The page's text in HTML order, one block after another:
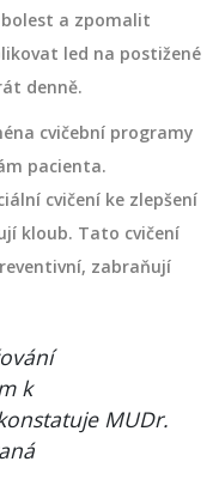
a zpomalit
led na postižené
denně.
cvičební programy
pacienta.
cvičení ke zlepšení
kloub. Tato cvičení
zabraňují
k
MUDr.